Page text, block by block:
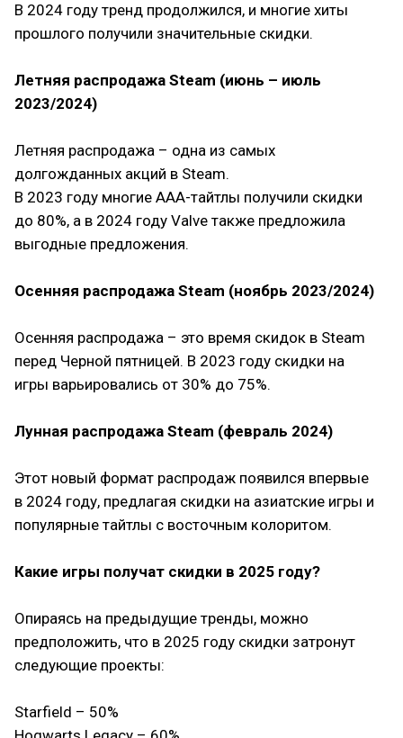
В 2024 году тренд продолжился, и многие хиты
прошлого получили значительные скидки.
Летняя распродажа Steam (июнь – июль
2023/2024)
Летняя распродажа – одна из самых
долгожданных акций в Steam.
В 2023 году многие ААА-тайтлы получили скидки
до 80%, а в 2024 году Valve также предложила
выгодные предложения.
Осенняя распродажа Steam (ноябрь 2023/2024)
Осенняя распродажа – это время скидок в Steam
перед Черной пятницей. В 2023 году скидки на
игры варьировались от 30% до 75%.
Лунная распродажа Steam (февраль 2024)
Этот новый формат распродаж появился впервые
в 2024 году, предлагая скидки на азиатские игры и
популярные тайтлы с восточным колоритом.
Какие игры получат скидки в 2025 году?
Опираясь на предыдущие тренды, можно
предположить, что в 2025 году скидки затронут
следующие проекты:
Starfield – 50%